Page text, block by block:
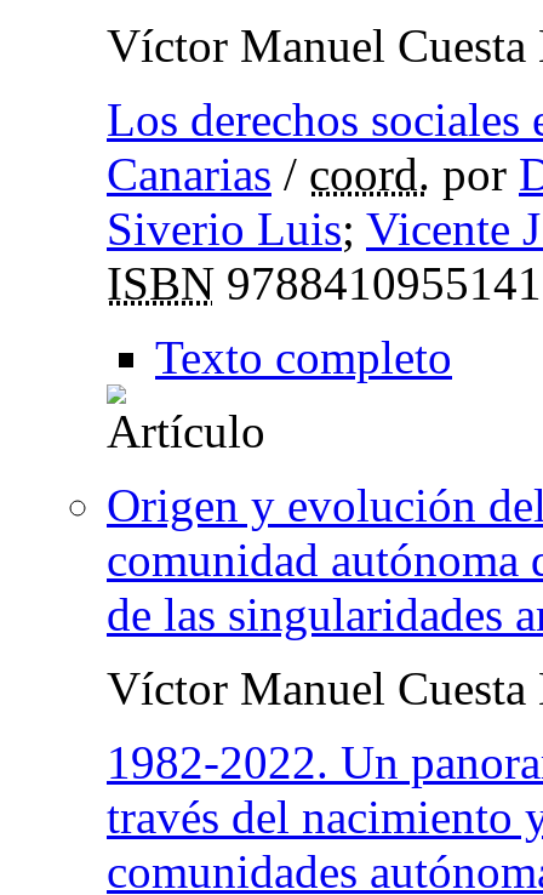
Víctor Manuel Cuesta
Los derechos
Canarias / coord. por
Siverio Luis; Vicente
ISBN
Texto completo
Origen y evolución
comunidad autónoma
de las singularidades
Víctor Manuel Cuesta
1982-2022. Un
través del nacimiento
comunidades